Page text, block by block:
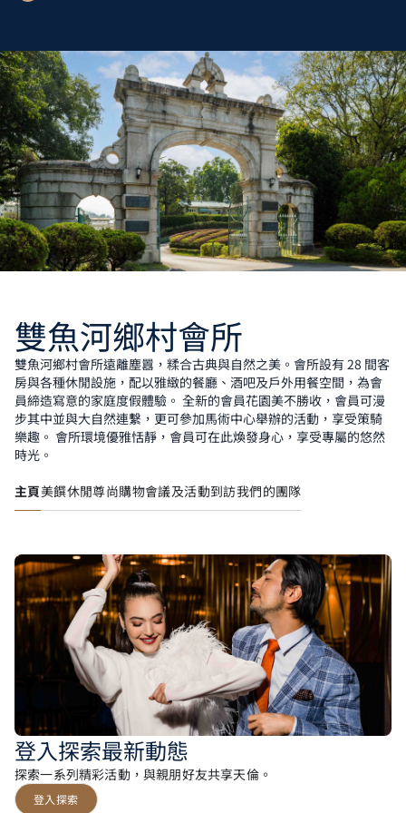
雙魚河鄉村會所
雙魚河鄉村會所遠離塵囂，糅合古典與自然之美。會所設有 28 間客
房與各種休閒設施，配以雅緻的餐廳、酒吧及戶外用餐空間，為會
員締造寫意的家庭度假體驗。 全新的會員花園美不勝收，會員可漫
步其中並與大自然連繫，更可參加馬術中心舉辦的活動，享受策騎
樂趣。 會所環境優雅恬靜，會員可在此煥發身心，享受專屬的悠然
時光。
主頁美饌休閒尊尚購物會議及活動到訪我們的團隊
登入探索最新動態
探索一系列精彩活動，與親朋好友共享天倫。
登入探索